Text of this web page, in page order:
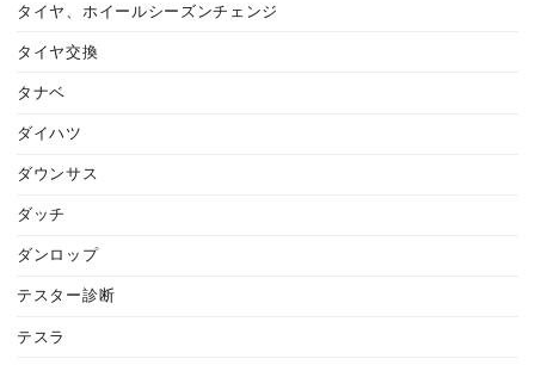
タイヤ、ホイールシーズンチェンジ
タイヤ交換
タナベ
ダイハツ
ダウンサス
ダッチ
ダンロップ
テスター診断
テスラ